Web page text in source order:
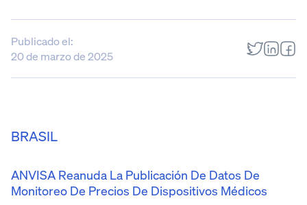
Publicado el:
20 de marzo de 2025
BRASIL
ANVISA Reanuda La Publicación De Datos De
Monitoreo De Precios De Dispositivos Médicos